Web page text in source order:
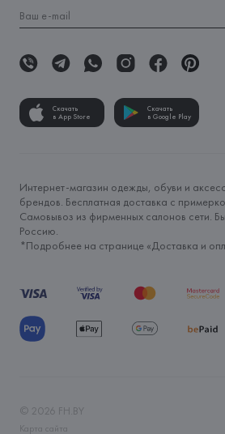
Скачать
в App Store
Скачать
в Google Play
Интернет-магазин одежды, обуви и
брендов. Бесплатная доставка с
Самовывоз из фирменных салонов сети.
Россию.
*Подробнее на странице «Доставка и
© 2026 FH.BY
Карта сайта